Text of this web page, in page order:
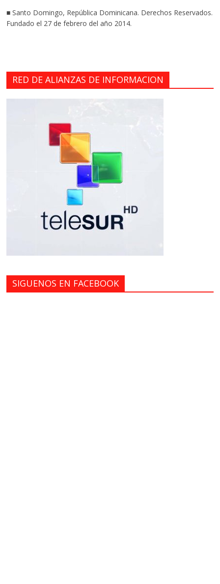
■ Santo Domingo, República Dominicana. Derechos Reservados.
Fundado el 27 de febrero del año 2014.
RED DE ALIANZAS DE INFORMACION
SIGUENOS EN FACEBOOK